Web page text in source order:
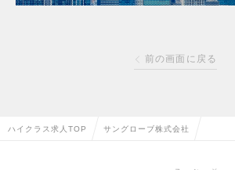
前の画面に戻る
ハイクラス求人TOP サングローブ株式会社